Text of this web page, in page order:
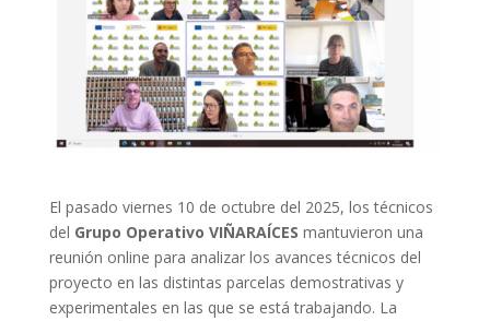
El pasado viernes 10 de octubre del 2025, los técnicos
del Grupo Operativo VIÑARAÍCES mantuvieron una
reunión online para analizar los avances técnicos del
proyecto en las distintas parcelas demostrativas y
experimentales en las que se está trabajando. La